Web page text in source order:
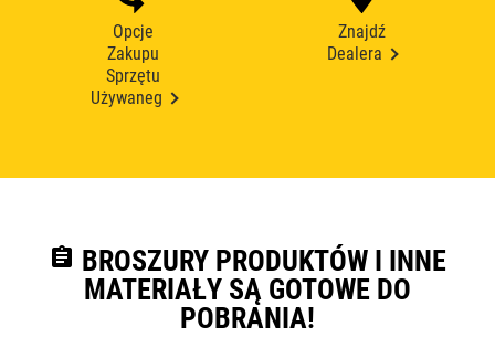
Opcje
Zakupu
Sprzętu
Używaneg
Znajdź
Dealera
assignment BROSZURY PRODUKTÓW I INNE
MATERIAŁY SĄ GOTOWE DO
POBRANIA!